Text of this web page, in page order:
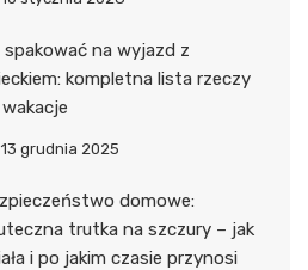
spakować na wyjazd z
kompletna lista rzeczy
13 grudnia 2025
domowe:
trutka na szczury – jak
i po jakim czasie przynosi